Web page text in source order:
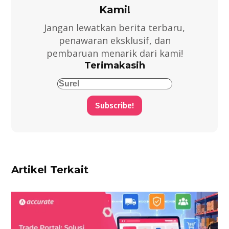
Kami!
Jangan lewatkan berita terbaru,
penawaran eksklusif, dan
pembaruan menarik dari kami!
Terimakasih
Subscribe!
Artikel Terkait